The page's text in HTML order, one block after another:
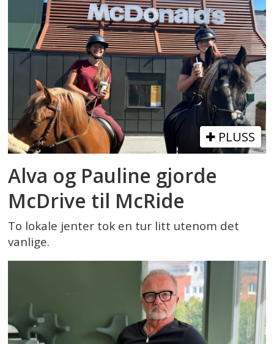
PLUSS
Alva og Pauline gjorde
McDrive til McRide
To lokale jenter tok en tur litt utenom det
vanlige.